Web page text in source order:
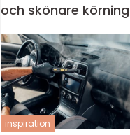
och skönare körning
inspiration